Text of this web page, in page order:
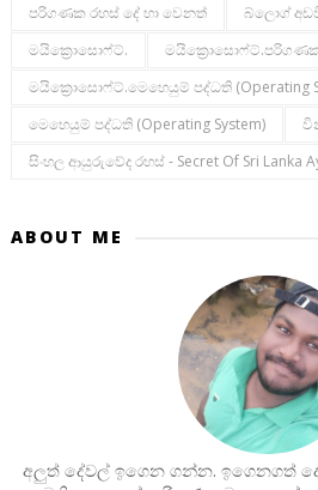
පරිගණක රහස් දේ හා වෙනත්
බ්ලොග්
මයික්‍රොසොෆ්ට්.
මයික්‍රොසොෆ්ට්.පරිගණක
මයික්‍රොසොෆ්ට්.මෙහෙයුම් පද්ධති (operating
මෙහෙයුම් පද්ධති (operating System)
සිංහල ආයුරුවේද රහස් - Secret Of Sri Lanka
ABOUT ME
අලුත් දේවල් ඉගෙන ගන්න. ඉගෙනගත්